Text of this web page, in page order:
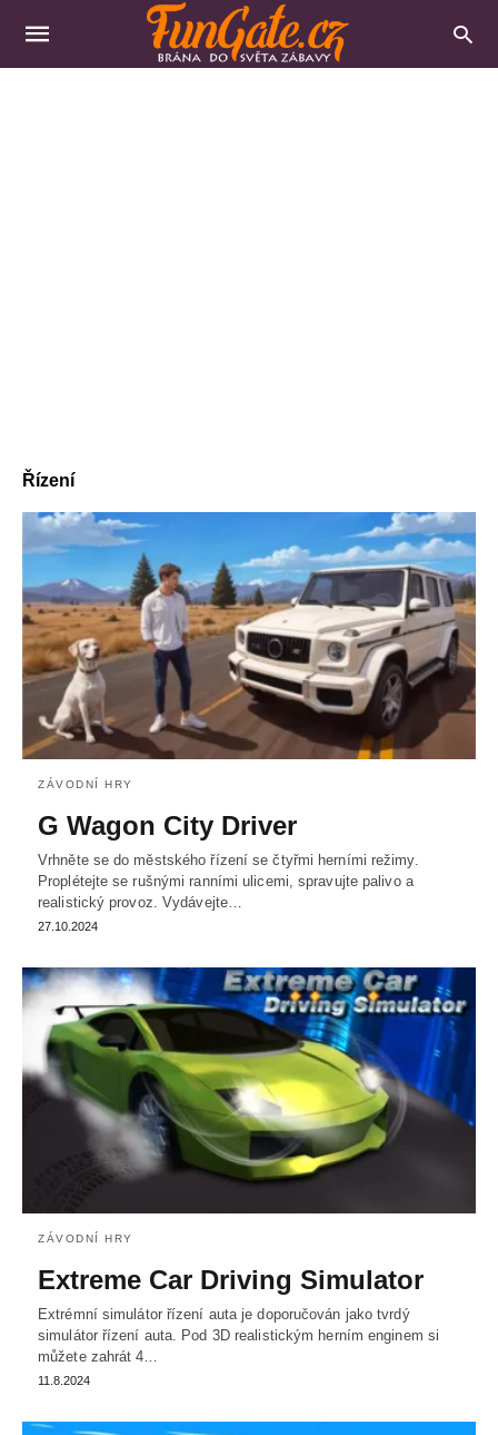
Řízení
ZÁVODNÍ HRY
G Wagon City Driver
Vrhněte se do městského řízení se čtyřmi herními režimy.
Proplétejte se rušnými ranními ulicemi, spravujte palivo a
realistický provoz. Vydávejte…
27.10.2024
ZÁVODNÍ HRY
Extreme Car Driving Simulator
Extrémní simulátor řízení auta je doporučován jako tvrdý
simulátor řízení auta. Pod 3D realistickým herním enginem si
můžete zahrát 4…
11.8.2024